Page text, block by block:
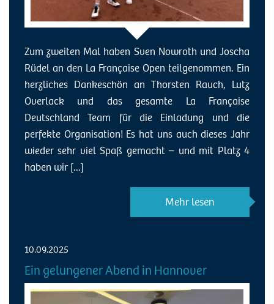
Zum zweiten Mal haben Sven Nowroth und Joscha
Rüdel an den La Française Open teilgenommen. Ein
herzliches Dankeschön an Thorsten Rauch, Lutz
Overlack und das gesamte La Française
Deutschland Team für die Einladung und die
perfekte Organisation! Es hat uns auch dieses Jahr
wieder sehr viel Spaß gemacht – und mit Platz 4
haben wir [...]
Mehr lesen
10.09.2025
Ein gelungener Abend in Hannover